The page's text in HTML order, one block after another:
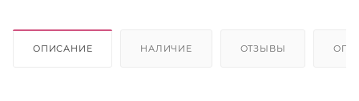
ОПИСАНИЕ НАЛИЧИЕ ОТЗЫВЫ